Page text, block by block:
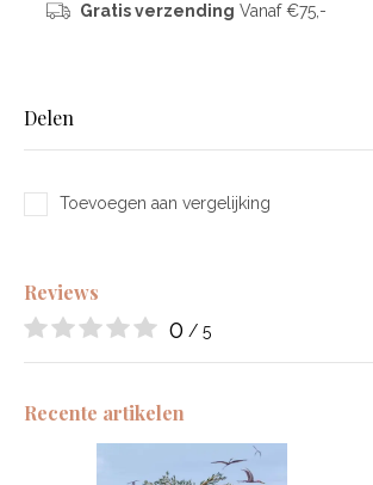
Gratis verzending Vanaf €75,-
Delen
Toevoegen aan vergelijking
Reviews
0 / 5
Recente artikelen